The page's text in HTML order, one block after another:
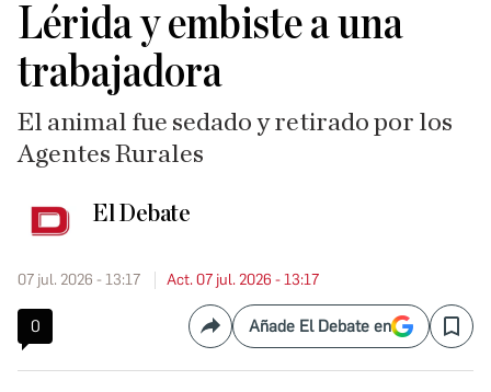
Lérida y embiste a una
trabajadora
El animal fue sedado y retirado por los
Agentes Rurales
El Debate
07 jul. 2026 - 13:17 Act. 07 jul. 2026 - 13:17
0 CompartirAñade El Debate en Save